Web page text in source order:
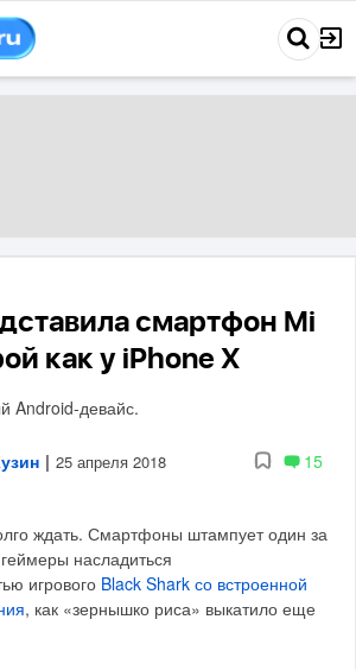
смартфон Mi
как у iPhone X
Android-девайс.
| 25 апреля 2018 15
ждать. Смартфоны штампует один за
насладиться
игрового Black Shark со встроенной
, как «зернышко риса» выкатило еще